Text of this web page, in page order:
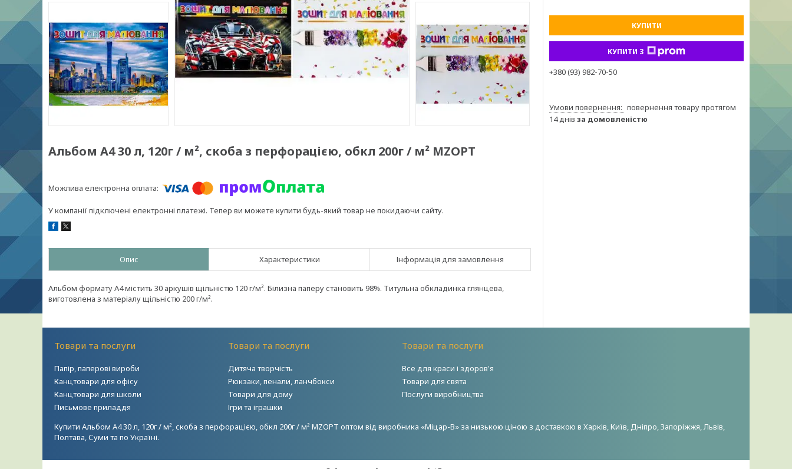
Альбом А4 30 л, 120г / м², скоба з перфорацією, обкл 200г / м² MZOPT
У компанії підключені електронні платежі. Тепер ви можете купити будь-який товар не покидаючи сайту.
Опис Характеристики Інформація для замовлення
Альбом формату А4 містить 30 аркушів щільністю 120 г/м². Білизна паперу становить 98%. Титульна обкладинка глянцева,
виготовлена з матеріалу щільністю 200 г/м².
КУПИТИ
КУПИТИ З
+380 (93) 982-70-50
повернення товару протягом
14 днів за домовленістю
Товари та послуги
Папір, паперові вироби
Канцтовари для офісу
Канцтовари для школи
Письмове приладдя
Товари та послуги
Дитяча творчість
Рюкзаки, пенали, ланчбокси
Товари для дому
Ігри та іграшки
Товари та послуги
Все для краси і здоров'я
Товари для свята
Послуги виробництва
Купити Альбом А4 30 л, 120г / м², скоба з перфорацією, обкл 200г / м² MZOPT оптом від виробника «Міцар-В» за низькою ціною з доставкою в Харків, Київ, Дніпро, Запоріжжя, Львів,
Полтава, Суми та по Україні.